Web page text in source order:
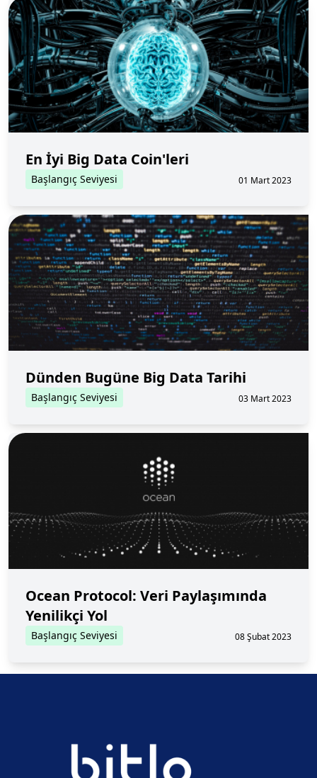
En İyi Big Data Coin'leri
Başlangıç Seviyesi 01 Mart 2023
Dünden Bugüne Big Data Tarihi
Başlangıç Seviyesi 03 Mart 2023
Ocean Protocol: Veri Paylaşımında
Yenilikçi Yol
Başlangıç Seviyesi 08 Şubat 2023